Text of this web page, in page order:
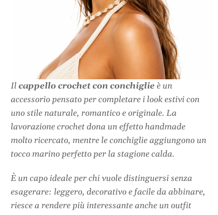
Ilcappello crochet con conchiglieè un
accessorio pensato per completare i look estivi con
uno stile naturale, romantico e originale. La
lavorazione crochet dona un effetto handmade
molto ricercato, mentre le conchiglie aggiungono un
tocco marino perfetto per la stagione calda.
È un capo ideale per chi vuole distinguersi senza
esagerare: leggero, decorativo e facile da abbinare,
riesce a rendere più interessante anche un outfit